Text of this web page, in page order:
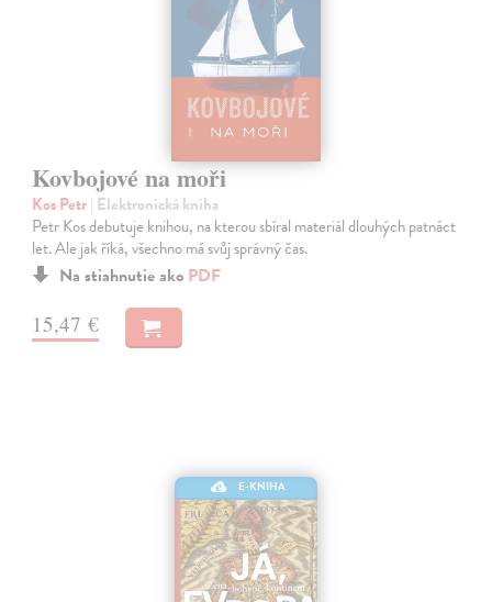
Kovbojové na moři
Kos Petr| Elektronická kniha
Petr Kos debutuje knihou, na kterou sbíral materiál dlouhých patnáct
let. Ale jak říká, všechno má svůj správný čas.
Na stiahnutie ako PDF
15,47 €
E-KNIHA